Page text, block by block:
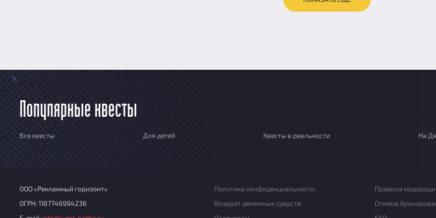
Популярные квесты
Все квесты Для детей Квесты в реальности На
ООО «Рекламный горизонт»
ОГРН: 1187746994236
Политика конфиденциальности
Правила
Возврат денежных средств
Отмена